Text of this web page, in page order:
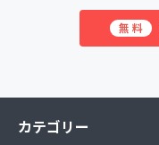
無料
カテゴリー